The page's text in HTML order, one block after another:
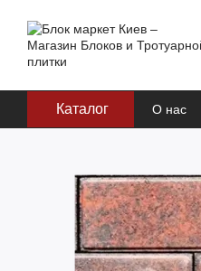
Каталог О нас